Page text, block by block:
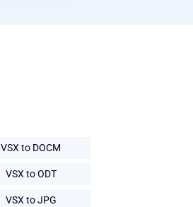
VSX to DOCM
VSX to ODT
VSX to JPG